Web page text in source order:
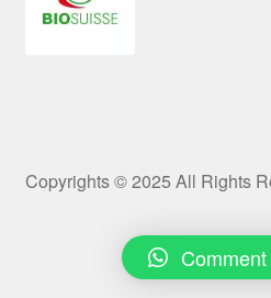
Copyrights © 2025 All Rights